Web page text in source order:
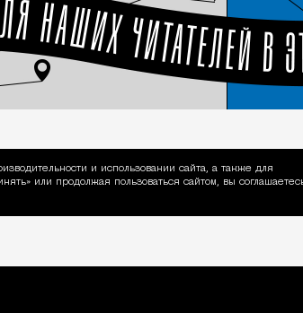
и использовании сайта, а также для
или продолжая пользоваться сайтом, вы